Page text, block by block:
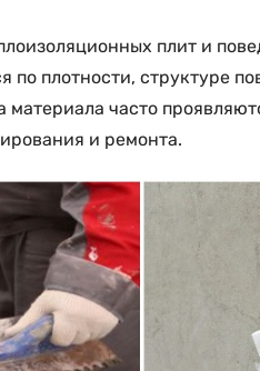
плит и
плотности, структуре
часто
и ремонта.